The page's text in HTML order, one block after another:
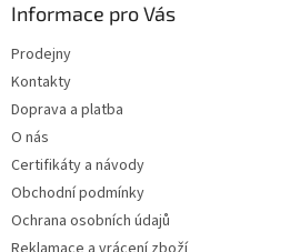
Informace pro Vás
Prodejny
Kontakty
Doprava a platba
O nás
Certifikáty a návody
Obchodní podmínky
Ochrana osobních údajů